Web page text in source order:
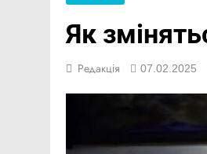
Як
Редакція 07.02.2025